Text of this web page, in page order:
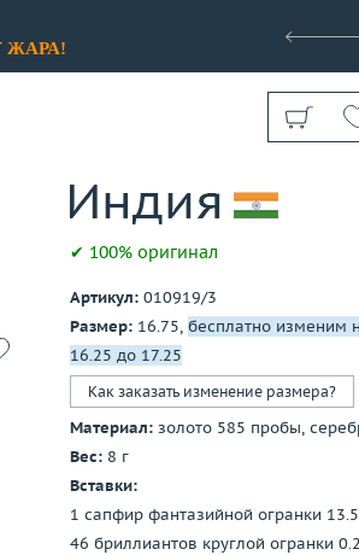
ЖАРА!
Показать все
✔ 100% оригинал
Артикул: 010919/3
Размер: 16.75, бесплатно изменим
16.25 до 17.25
Как заказать изменение размера?
Материал: золото 585 пробы,
Вес: 8 г
Вставки:
1 сапфир фантазийной огранки
46 бриллиантов круглой огранки